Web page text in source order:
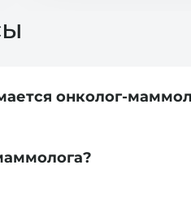
онколог-
диагностику и